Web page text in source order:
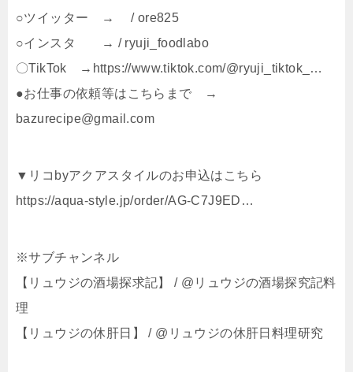
○ツイッター → / ore825
○インスタ → / ryuji_foodlabo
〇TikTok →https://www.tiktok.com/@ryuji_tiktok_…
●お仕事の依頼等はこちらまで →
bazurecipe@gmail.com
▼リコbyアクアスタイルのお申込はこちら
https://aqua-style.jp/order/AG-C7J9ED…
※サブチャンネル
【リュウジの酒場探求記】 / @リュウジの酒場探究記料
理
【リュウジの休肝日】 / @リュウジの休肝日料理研究